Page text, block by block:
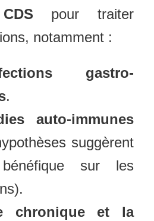
CDS pour traiter
notamment :
gastro-
.
auto-immunes
suggèrent
sur les
chronique et la